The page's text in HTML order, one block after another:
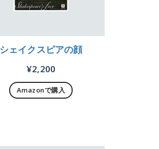
シェイクスピアの顔
¥2,200
Amazonで購入